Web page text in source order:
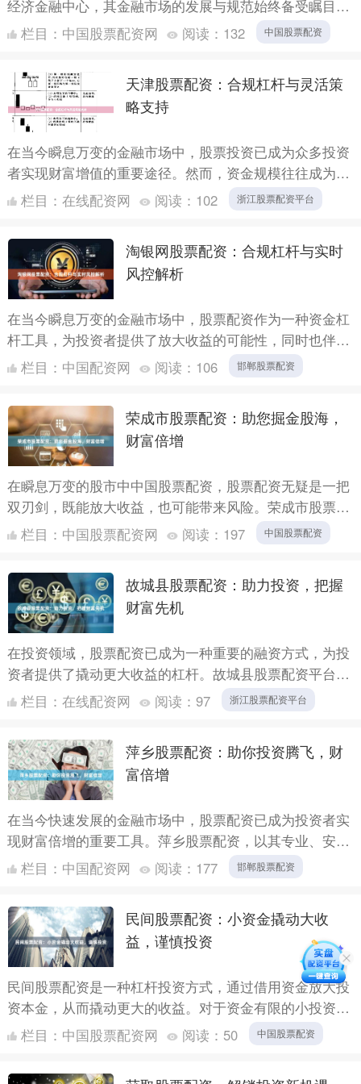
经济金融中心，其金融市场的发展与规范始终备受瞩目。
其中，股票配资业务作为连接投资者需求与市场流动性的
桥梁，其运....
栏目： 中国股票配资网 阅读： 132 中国股票配资
天津股票配资：合规杠杆与灵活策
略支持
在当今瞬息万变的金融市场中，股票投资已成为众多投资
者实现财富增值的重要途径。然而，资金规模往往成为制
约投资者把握市场机遇的关键因素。在此背景下，股票配
资作为一种....
栏目： 在线配资网 阅读： 102 浙江股票配资平台
淘银网股票配资：合规杠杆与实时
风控解析
在当今瞬息万变的金融市场中，股票配资作为一种资金杠
杆工具，为投资者提供了放大收益的可能性，同时也伴随
着不容忽视的风险。淘银网作为这一领域的参与者，其运
作模式，尤....
栏目： 中国配资网 阅读： 106 邯郸股票配资
荣成市股票配资：助您掘金股海，
财富倍增
在瞬息万变的股市中中国股票配资，股票配资无疑是一把
双刃剑，既能放大收益，也可能带来风险。荣成市股票配
资平台应运而生，为投资者提供专业、安全的配资服务，
助您掘金股....
栏目： 中国股票配资网 阅读： 197 中国股票配资
故城县股票配资：助力投资，把握
财富先机
在投资领域，股票配资已成为一种重要的融资方式，为投
资者提供了撬动更大收益的杠杆。故城县股票配资平台应
运而生，为当地投资者提供了便捷、专业的配资服务。
故城县股票....
栏目： 在线配资网 阅读： 97 浙江股票配资平台
萍乡股票配资：助你投资腾飞，财
富倍增
在当今快速发展的金融市场中，股票配资已成为投资者实
现财富倍增的重要工具。萍乡股票配资，以其专业、安
全、便捷的服务，为投资者提供杠杆资金，助力其投资腾
飞。 萍乡股....
栏目： 中国配资网 阅读： 177 邯郸股票配资
民间股票配资：小资金撬动大收
益，谨慎投资
民间股票配资是一种杠杆投资方式，通过借用资金放大投
资本金，从而撬动更大的收益。对于资金有限的小投资者
来说，配资可以提供一个快速增值的机会。 配资的原理
很简单，投....
栏目： 中国股票配资网 阅读： 50 中国股票配资